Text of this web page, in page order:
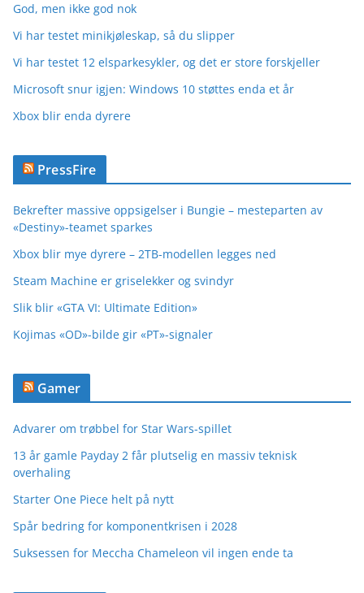
God, men ikke god nok
Vi har testet minikjøleskap, så du slipper
Vi har testet 12 elsparkesykler, og det er store forskjeller
Microsoft snur igjen: Windows 10 støttes enda et år
Xbox blir enda dyrere
PressFire
Bekrefter massive oppsigelser i Bungie – mesteparten av
«Destiny»-teamet sparkes
Xbox blir mye dyrere – 2TB-modellen legges ned
Steam Machine er griselekker og svindyr
Slik blir «GTA VI: Ultimate Edition»
Kojimas «OD»-bilde gir «PT»-signaler
Gamer
Advarer om trøbbel for Star Wars-spillet
13 år gamle Payday 2 får plutselig en massiv teknisk
overhaling
Starter One Piece helt på nytt
Spår bedring for komponentkrisen i 2028
Suksessen for Meccha Chameleon vil ingen ende ta